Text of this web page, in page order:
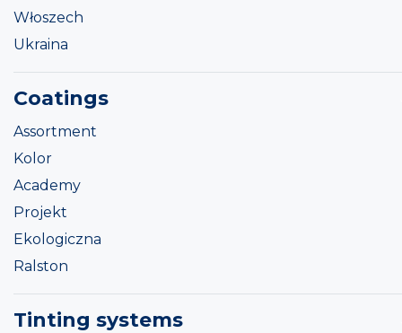
Włoszech
Ukraina
Coatings
Assortment
Kolor
Academy
Projekt
Ekologiczna
Ralston
Tinting systems